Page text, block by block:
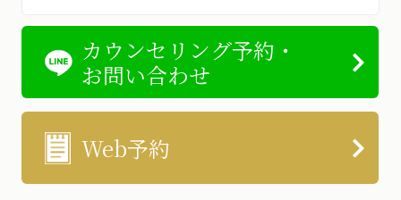
カウンセリング予約・
お問い合わせ
Web予約